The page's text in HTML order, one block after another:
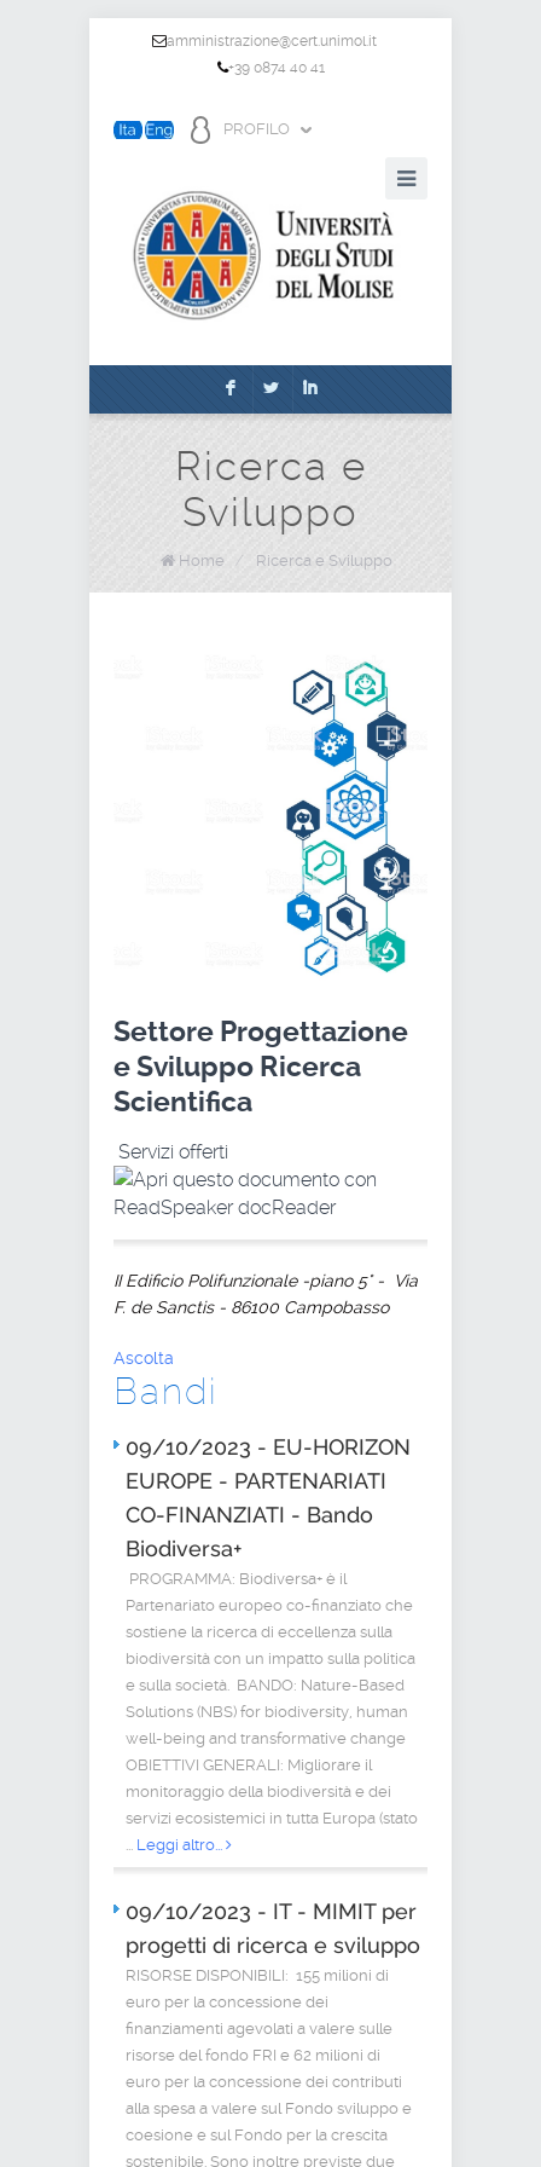
amministrazione@cert.unimol.it
+39 0874 40 41
PROFILO
F L I
Ricerca e
Sviluppo
Home / Ricerca e Sviluppo
Settore Progettazione
e Sviluppo Ricerca
Scientifica
Servizi offerti
II Edificio Polifunzionale -piano 5° - Via
F. de Sanctis - 86100 Campobasso
Ascolta
Bandi
09/10/2023 - EU-HORIZON
EUROPE - PARTENARIATI
CO-FINANZIATI - Bando
Biodiversa+
PROGRAMMA: Biodiversa+ è il
Partenariato europeo co-finanziato che
sostiene la ricerca di eccellenza sulla
biodiversità con un impatto sulla politica
e sulla società. BANDO: Nature-Based
Solutions (NBS) for biodiversity, human
well-being and transformative change
OBIETTIVI GENERALI: Migliorare il
monitoraggio della biodiversità e dei
servizi ecosistemici in tutta Europa (stato
... Leggi altro...
09/10/2023 - IT - MIMIT per
progetti di ricerca e sviluppo
RISORSE DISPONIBILI: 155 milioni di
euro per la concessione dei
finanziamenti agevolati a valere sulle
risorse del fondo FRI e 62 milioni di
euro per la concessione dei contributi
alla spesa a valere sul Fondo sviluppo e
coesione e sul Fondo per la crescita
sostenibile. Sono inoltre previste due